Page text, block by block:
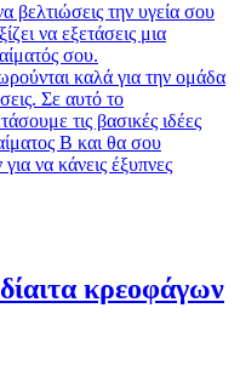
βελτιώσεις την υγεία σου
να εξετάσεις μια
σου.
καλά για την ομάδα
Σε αυτό το
τις βασικές ιδέες
Β και θα σου
να κάνεις έξυπνες
κρεοφάγων